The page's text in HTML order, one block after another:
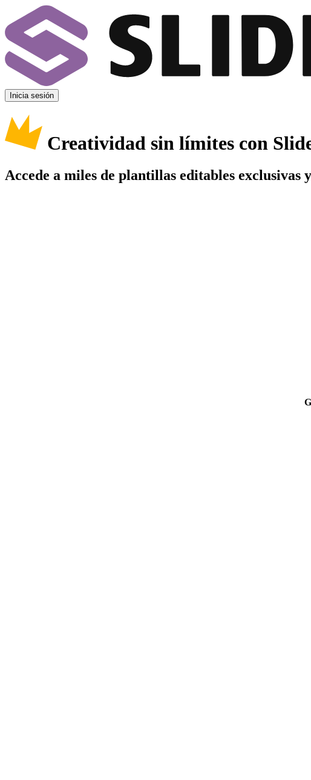
Inicia sesión
Creatividad sin límites con
Accede a miles de plantillas editables exclusivas